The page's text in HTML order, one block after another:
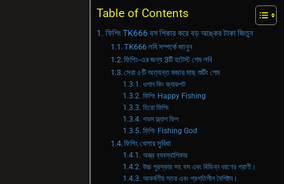
Table of Contents
ফিশিং TK666 বস শিকার করে বড় অঙ্কের টাকা জিতুন
TK666 লবি সম্পর্কে জানুন
ফিশিং-এর জন্য 3টি হটেস্ট গেম লবি
সেরা ৫টি অত্যন্ত মজার মাছ শুটিং গেম
ওশান কিং জ্যাকপট
ফিশিং Happy Fishing
হিরো ফিশিং
গডস স্ল্যাশ ফিশ
ফিশিং Fishing God
ফিশিং খেলার সুবিধা
অস্ত্র ব্যবস্থাশিকার
উচ্চ পুরস্কার সহ বস এবং বিভিন্ন ধরণের প্রাণী।
আকর্ষণীয় স্তর এবং প্রগতিশীল বৈশিষ্ট্য।